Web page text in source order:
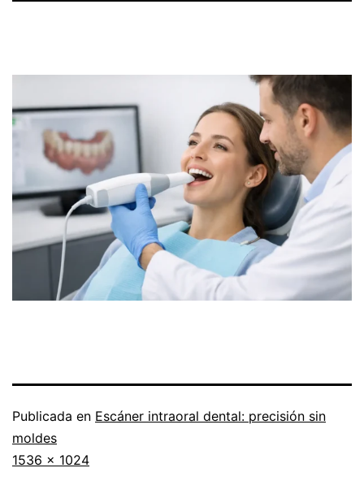
Publicada en Escáner intraoral dental: precisión sin
moldes
Tamaño
1536 × 1024